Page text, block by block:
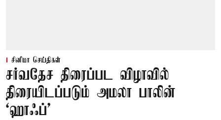
சினிமா செய்திகள்
சர்வதேச திரைப்பட விழாவில்
திரையிடப்படும் அமலா பாலின்
‘ஹாஃப்’